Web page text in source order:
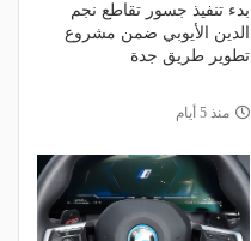
بدء تنفيذ جسور تقاطع نجم
الدين الأيوبي ضمن مشروع
تطوير طريق جدة
منذ 5 أيام